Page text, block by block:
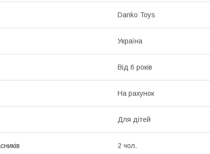
Danko Toys
Україна
Від 6 років
На рахунок
Для дітей
2 чол.